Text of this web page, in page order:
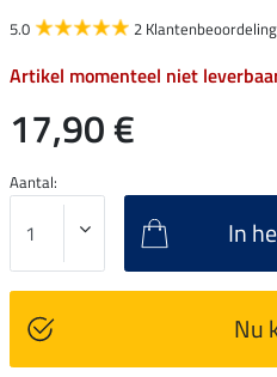
5.0 2 Klantenbeoordeling
Artikel momenteel niet
17,90 €
Aantal:
In
Nu